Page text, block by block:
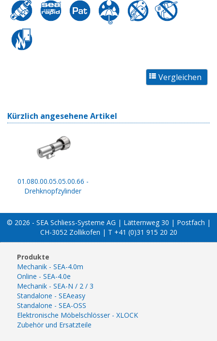
Kürzlich angesehene Artikel
01.080.00.05.05.00.66 -
Drehknopfzylinder
© 2026 - SEA Schliess-Systeme AG | Lätternweg 30 | Postfach |
CH-3052 Zollikofen | T +41 (0)31 915 20 20
Produkte
Mechanik - SEA-4.0m
Online - SEA-4.0e
Mechanik - SEA-N / 2 / 3
Standalone - SEAeasy
Standalone - SEA-OSS
Elektronische Möbelschlösser - XLOCK
Zubehör und Ersatzteile